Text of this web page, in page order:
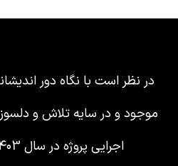
در نظر است با نگاه دور
موجود و در سایه تلاش و
اجرایی پروژه در سال ۱۴۰3 در بهینه ترین و